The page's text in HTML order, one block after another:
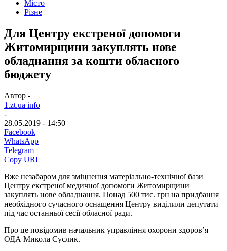
Місто
Різне
Для Центру екстреної допомоги
Житомирщини закуплять нове
обладнання за кошти обласного
бюджету
Автор -
1.zt.ua info
-
28.05.2019 - 14:50
Facebook
WhatsApp
Telegram
Copy URL
Вже незабаром для зміцнення матеріально-технічної бази
Центру екстреної медичної допомоги Житомирщини
закуплять нове обладнання. Понад 500 тис. грн на придбання
необхідного сучасного оснащення Центру виділили депутати
під час останньої сесії обласної ради.
Про це повідомив начальник управління охорони здоров’я
ОДА Микола Суслик.